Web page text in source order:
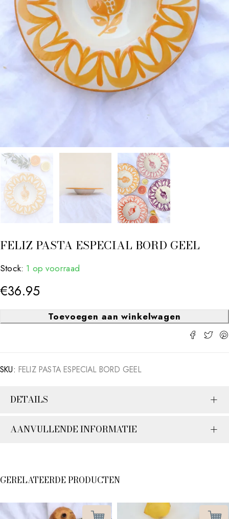
FELIZ PASTA ESPECIAL BORD GEEL
Stock: 1 op voorraad
€36.95
Toevoegen aan winkelwagen
SKU: FELIZ PASTA ESPECIAL BORD GEEL
DETAILS
AANVULLENDE INFORMATIE
GERELATEERDE PRODUCTEN